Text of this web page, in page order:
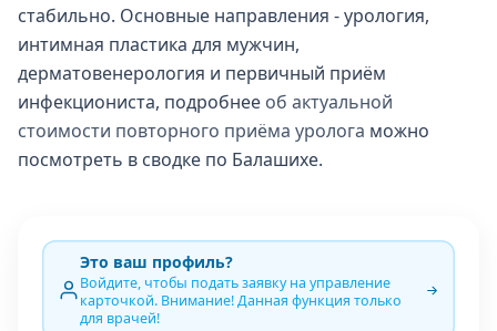
стабильно. Основные направления - урология,
интимная пластика для мужчин,
дерматовенерология и первичный приём
инфекциониста, подробнее об актуальной
стоимости повторного приёма уролога можно
посмотреть в сводке по Балашихе.
Это ваш профиль?
Войдите, чтобы подать заявку на управление
карточкой. Внимание! Данная функция только
для врачей!